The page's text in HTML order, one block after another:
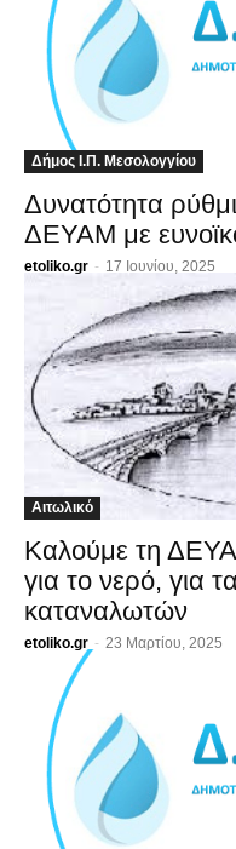
Δήμος Ι.Π. Μεσολογγίου
Δυνατότητα
ΔΕΥΑΜ με
etoliko.gr - 17 Ιουνίου, 2025
Αιτωλικό
Καλούμε τη
για το νερό, για
καταναλωτών
etoliko.gr - 23 Μαρτίου, 2025